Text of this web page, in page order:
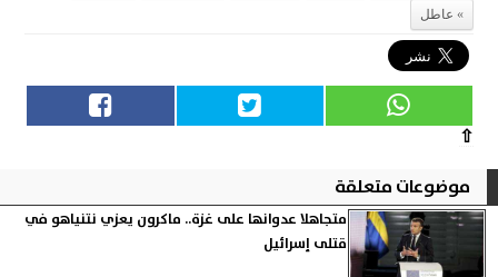
عاطل
⇧
موضوعات متعلقة
متجاهلا عدوانها على غزة.. ماكرون يعزي نتنياهو في
قتلى إسرائيل